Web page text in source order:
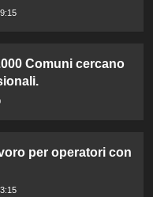
Comuni cercano
per operatori con